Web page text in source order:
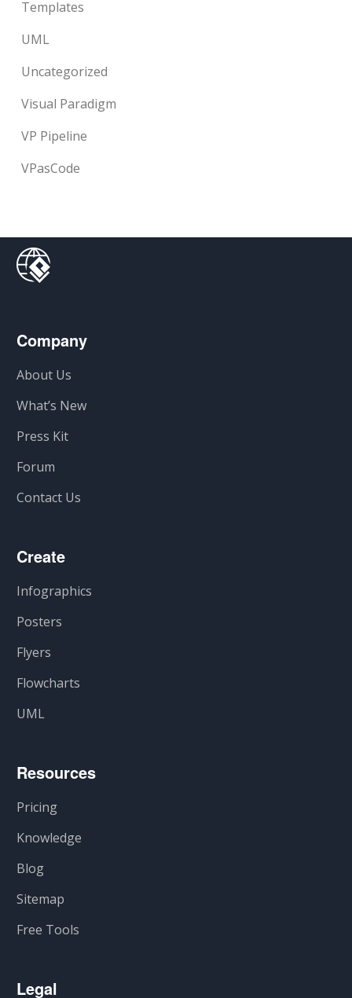
Templates
UML
Uncategorized
Visual Paradigm
VP Pipeline
VPasCode
Company
About Us
What’s New
Press Kit
Forum
Contact Us
Create
Infographics
Posters
Flyers
Flowcharts
UML
Resources
Pricing
Knowledge
Blog
Sitemap
Free Tools
Legal